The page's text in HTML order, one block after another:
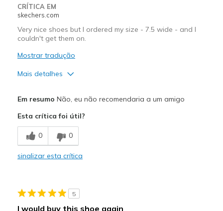
View On Shoes
CRÍTICA EM
skechers.com
Very nice shoes but I ordered my size - 7.5 wide - and I
couldn't get them on.
Mostrar tradução
Mais detalhes
Stylish
Melhores utilizações
Casual Wear
Sizing
Feels full size too small
View On Shoes
I'm Really Into Shoes
Em resumo Não, eu não recomendaria a um amigo
Esta crítica foi útil?
0 0
sinalizar esta crítica
5
I would buy this shoe again